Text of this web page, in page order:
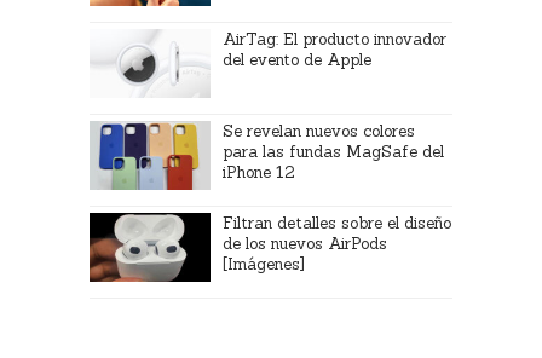
AirTag: El producto innovador
del evento de Apple
Se revelan nuevos colores
para las fundas MagSafe del
iPhone 12
Filtran detalles sobre el diseño
de los nuevos AirPods
[Imágenes]